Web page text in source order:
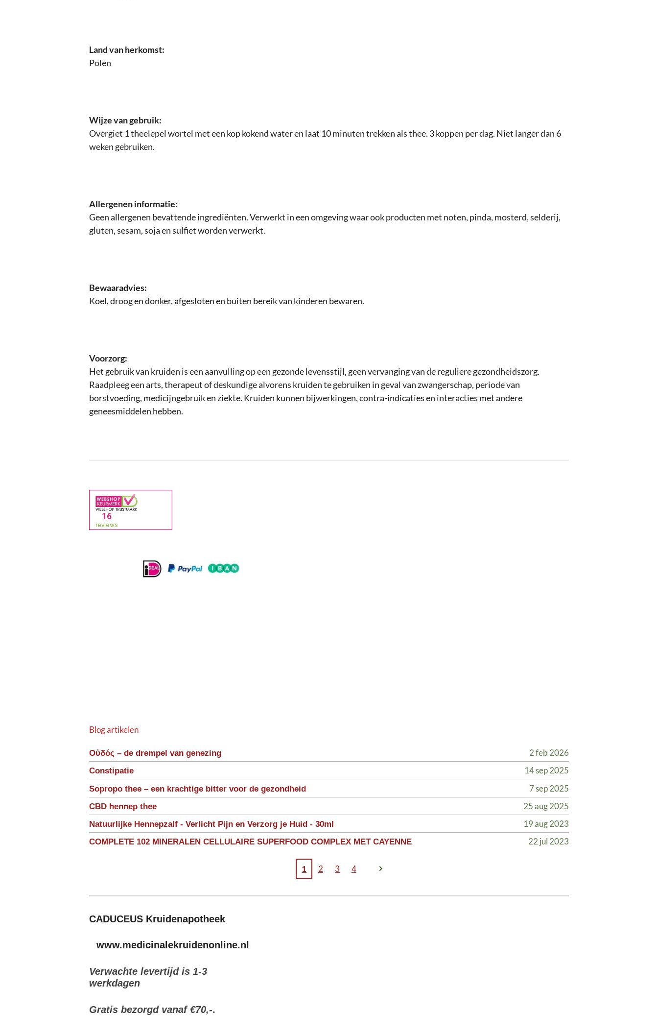
Land van herkomst:
Polen
Wijze van gebruik:
Overgiet 1 theelepel wortel met een kop kokend water en laat 10 minuten trekken als thee. 3 koppen per dag. Niet langer dan 6
weken gebruiken.
Allergenen informatie:
Geen allergenen bevattende ingrediënten. Verwerkt in een omgeving waar ook producten met noten, pinda, mosterd, selderij,
gluten, sesam, soja en sulfiet worden verwerkt.
Bewaaradvies:
Koel, droog en donker, afgesloten en buiten bereik van kinderen bewaren.
Voorzorg:
Het gebruik van kruiden is een aanvulling op een gezonde levensstijl, geen vervanging van de reguliere gezondheidszorg.
Raadpleeg een arts, therapeut of deskundige alvorens kruiden te gebruiken in geval van zwangerschap, periode van
borstvoeding, medicijngebruik en ziekte. Kruiden kunnen bijwerkingen, contra-indicaties en interacties met andere
geneesmiddelen hebben.
Blog artikelen
Οὐδός – de drempel van genezing 2 feb 2026
Constipatie 14 sep 2025
Sopropo thee – een krachtige bitter voor de gezondheid 7 sep 2025
CBD hennep thee 25 aug 2025
Natuurlijke Hennepzalf - Verlicht Pijn en Verzorg je Huid - 30ml 19 aug 2023
COMPLETE 102 MINERALEN CELLULAIRE SUPERFOOD COMPLEX MET CAYENNE 22 jul 2023
1 2 3 4
CADUCEUS Kruidenapotheek
www.medicinalekruidenonline.nl
Verwachte levertijd is 1-3
werkdagen
Gratis bezorgd vanaf €70,-.